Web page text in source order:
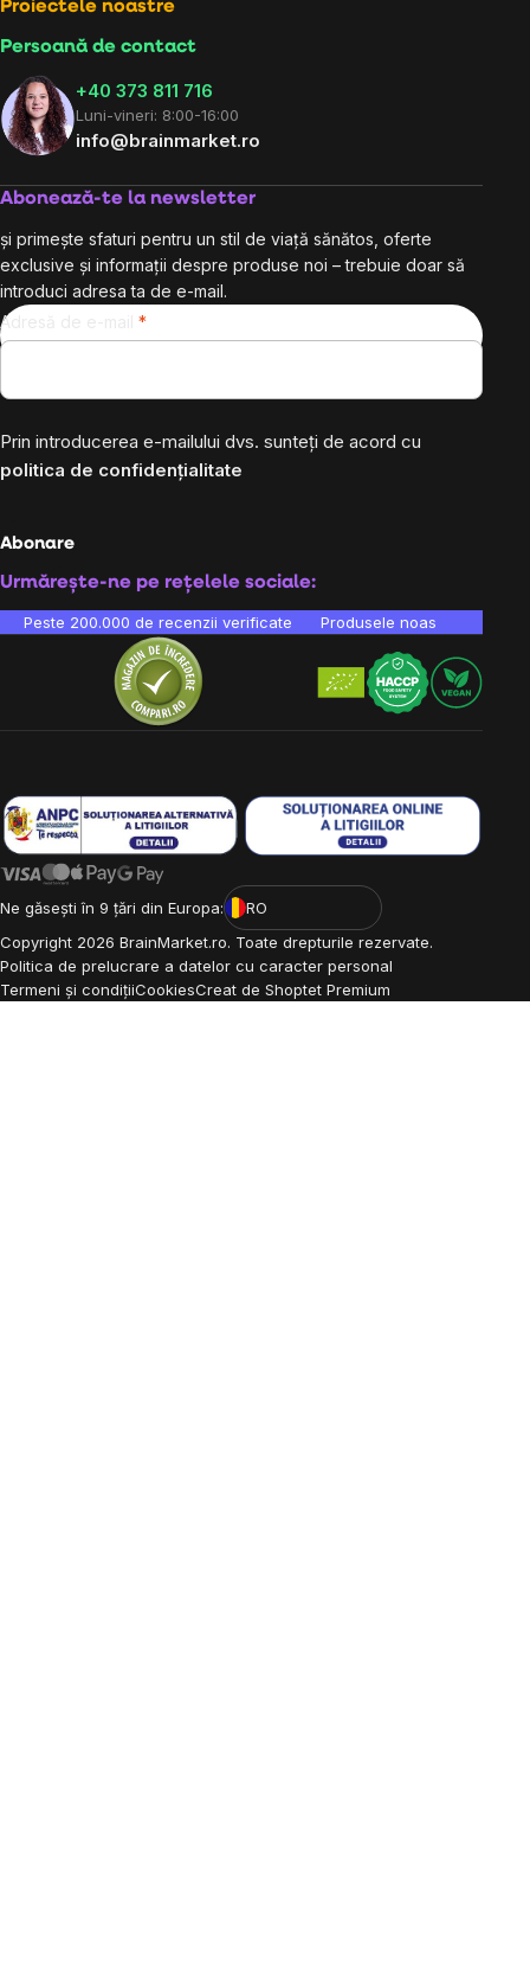
Proiectele noastre
Persoană de contact
+40 373 811 716
Luni-vineri: 8:00-16:00
info@brainmarket.ro
Abonează-te la newsletter
și primește sfaturi pentru un stil de viață sănătos, oferte
exclusive și informații despre produse noi – trebuie doar să
introduci adresa ta de e-mail.
Adresă de e-mail
Prin introducerea e-mailului dvs. sunteți de acord cu
politica de confidențialitate
Abonare
Urmărește-ne pe rețelele sociale:
Peste 200.000 de recenzii verificate Produsele noastre sunt
Ne găsești în 9 țări din Europa:
RO
Copyright 2026 BrainMarket.ro. Toate drepturile rezervate.
Politica de prelucrare a datelor cu caracter personal
Termeni și condițiiCookiesCreat de Shoptet Premium